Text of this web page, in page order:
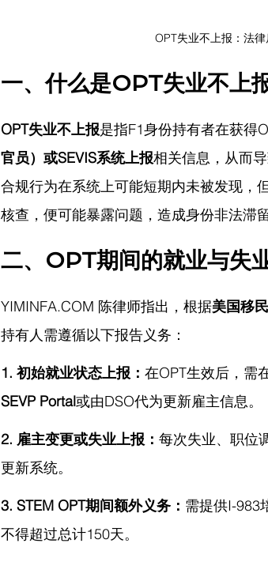
OPT失业不上报：法
一、什么是OPT失业不上
OPT失业不上报是指F1身份持有者在获得
官员）或SEVIS系统上报相关信息，从而
合规行为在系统上可能短期内未被发现，
核查，便可能暴露问题，造成身份非法滞
二、OPT期间的就业与失
YIMINFA.COM 陈律师指出， 根据美国移
持有人需遵循以下报告义务：
1. 初始就业状态上报： 在OPT生效后，需
SEVP Portal或由DSO代为更新雇主信息。
2. 雇主变更或失业上报： 每次失业、职位
更新系统。
3. STEM OPT期间额外义务： 需提供I-983
不得超过总计150天。